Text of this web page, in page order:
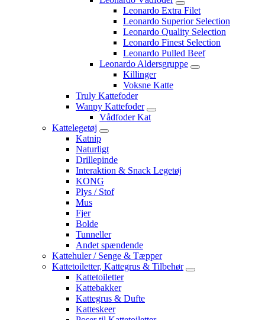
Leonardo Extra Filet
Leonardo Superior Selection
Leonardo Quality Selection
Leonardo Finest Selection
Leonardo Pulled Beef
Leonardo Aldersgruppe
Killinger
Voksne Katte
Truly Kattefoder
Wanpy Kattefoder
Vådfoder Kat
Kattelegetøj
Katnip
Naturligt
Drillepinde
Interaktion & Snack Legetøj
KONG
Plys / Stof
Mus
Fjer
Bolde
Tunneller
Andet spændende
Kattehuler / Senge & Tæpper
Kattetoiletter, Kattegrus & Tilbehør
Kattetoiletter
Kattebakker
Kattegrus & Dufte
Katteskeer